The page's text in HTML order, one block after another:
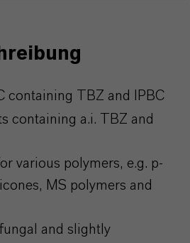
containing TBZ and IPBC
containing a.i. TBZ and
various polymers, e.g. p-
MS polymers and
and slightly